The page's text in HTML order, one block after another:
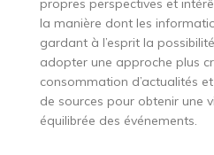
propres perspectives et
la manière dont les
gardant à l’esprit la
adopter une approche plus
consommation d’actualités
de sources pour obtenir une
équilibrée des événements.